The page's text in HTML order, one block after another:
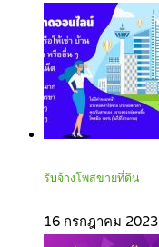
รับจ้างโพสขายที่ดิน
16 กรกฎาคม 2023